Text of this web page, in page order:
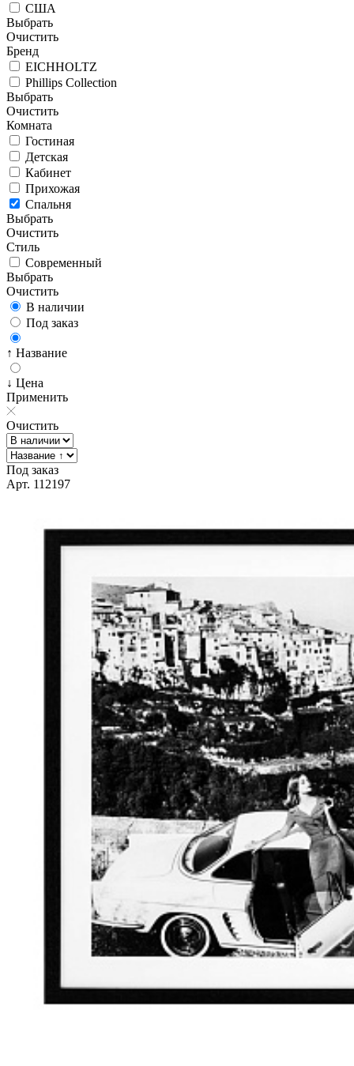
США
Выбрать
Очистить
Бренд
EICHHOLTZ
Phillips Collection
Выбрать
Очистить
Комната
Гостиная
Детская
Кабинет
Прихожая
Спальня
Выбрать
Очистить
Стиль
Современный
Выбрать
Очистить
В наличии
Под заказ
↑ Название
↓ Цена
Применить
Очистить
Под заказ
Арт. 112197